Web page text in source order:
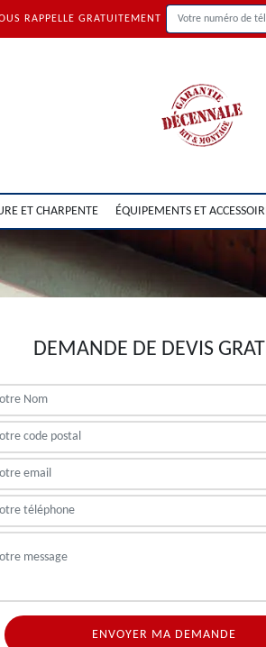
RAPPELLE GRATUITEMENT
ET CHARPENTE ÉQUIPEMENTS ET
DEMANDE DE DEVIS